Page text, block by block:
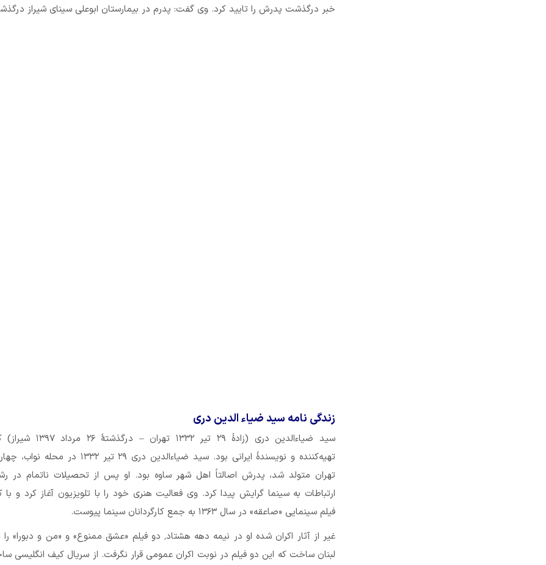
خبر درگذشت پدرش را تایید کرد. وی گفت: پدرم در بیمارستان ابوعلی سینای شیراز
زندگی نامه سید ضیاء الدین دری
سید ضیاءالدین دری (زادهٔ ۲۹ تیر ۱۳۳۲
تهیه‌کننده و نویسندهٔ ایرانی بود. سید ضیاءالدین دری ۲۹ تیر
تهران متولد شد، پدرش اصالتاً اهل شهر ساوه بود. او پس از تحصیلات ناتمام در
ارتباطات به سینما گرایش پیدا کرد. وی فعالیت هنری خود را با تلویزیون آغاز کرد و با
فیلم سینمایی «صاعقه» در سال ۱۳۶۳ به جمع کارگردانان سینما پیوست.
غیر از آثار اکران شده او در نیمه دهه هشتاد٬ دو فیلم «عشق ممنوع» و «من و
لبنان ساخت که این دو فیلم در نوبت اکران عمومی قرار نگرفت. از سریال کیف انگلیسی